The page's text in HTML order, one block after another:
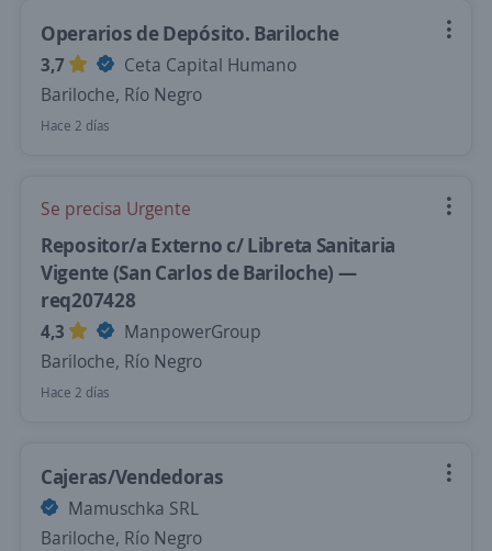
Operarios de Depósito. Bariloche
3,7
Ceta Capital Humano
Bariloche, Río Negro
Hace 2 días
Se precisa Urgente
Repositor/a Externo c/ Libreta Sanitaria
Vigente (San Carlos de Bariloche) —
req207428
4,3
ManpowerGroup
Bariloche, Río Negro
Hace 2 días
Cajeras/Vendedoras
Mamuschka SRL
Bariloche, Río Negro